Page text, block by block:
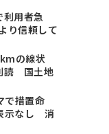
利用者急
り信頼して
の線状
読 国土地
で措置命
示なし 消